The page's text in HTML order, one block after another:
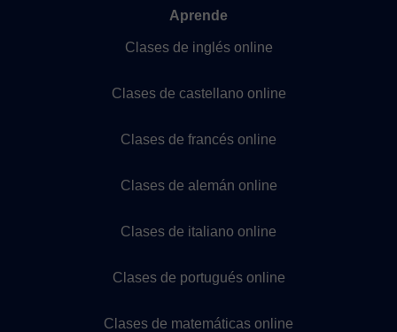
Aprende
Clases de inglés online
Clases de castellano online
Clases de francés online
Clases de alemán online
Clases de italiano online
Clases de portugués online
Clases de matemáticas online